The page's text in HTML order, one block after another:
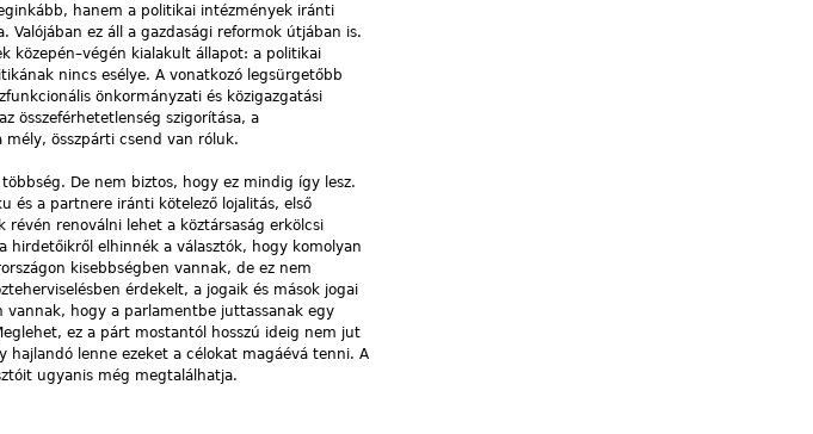
hanem a politikai intézmények iránti
Valójában ez áll a gazdasági reformok útjában is.
kö­ze­pén–végén kialakult állapot: a politikai
nincs esélye. A vonatkozó legsürgetőbb
önkormányzati és közigazgatási
össze­férhetetlenség szigorítása, a
mély, összpárti csend van róluk.
De nem biztos, hogy ez mindig így lesz.
és a partnere iránti kötelező lojalitás, első
révén renoválni lehet a köztársaság erkölcsi
hirdetőikről elhinnék a választók, hogy komolyan
kisebbségben vannak, de ez nem
érdekelt, a jogaik és mások jogai
vannak, hogy a parlamentbe juttassanak egy
ez a párt mostantól hosszú ideig nem jut
lenne ezeket a célokat magáévá tenni. A
ugyanis még megtalálhatja.